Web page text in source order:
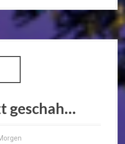
geschah…